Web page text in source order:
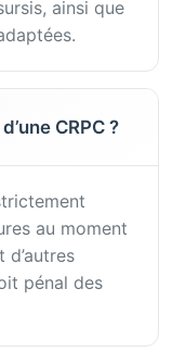
ainsi que
CRPC ?
au moment
d’autres
pénal des